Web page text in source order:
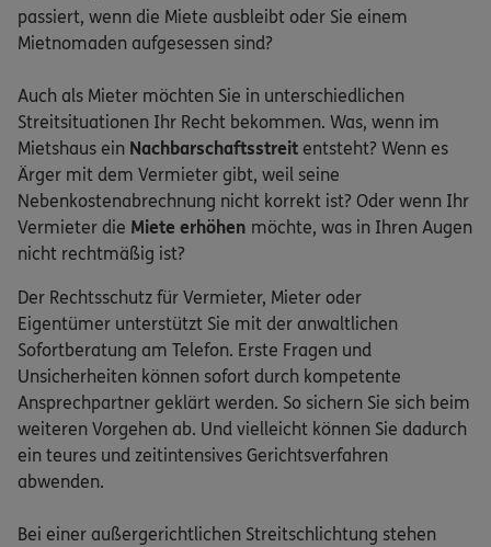
passiert, wenn die Miete ausbleibt oder Sie einem
Mietnomaden aufgesessen sind?
Auch als Mieter möchten Sie in unterschiedlichen
Streitsituationen Ihr Recht bekommen. Was, wenn im
Mietshaus ein Nachbarschaftsstreit entsteht? Wenn es
Ärger mit dem Vermieter gibt, weil seine
Nebenkostenabrechnung nicht korrekt ist? Oder wenn Ihr
Vermieter die Miete erhöhen möchte, was in Ihren Augen
nicht rechtmäßig ist?
Der Rechtsschutz für Vermieter, Mieter oder
Eigentümer unterstützt Sie mit der anwaltlichen
Sofortberatung am Telefon. Erste Fragen und
Unsicherheiten können sofort durch kompetente
Ansprechpartner geklärt werden. So sichern Sie sich beim
weiteren Vorgehen ab. Und vielleicht können Sie dadurch
ein teures und zeitintensives Gerichtsverfahren
abwenden.
Bei einer außergerichtlichen Streitschlichtung stehen